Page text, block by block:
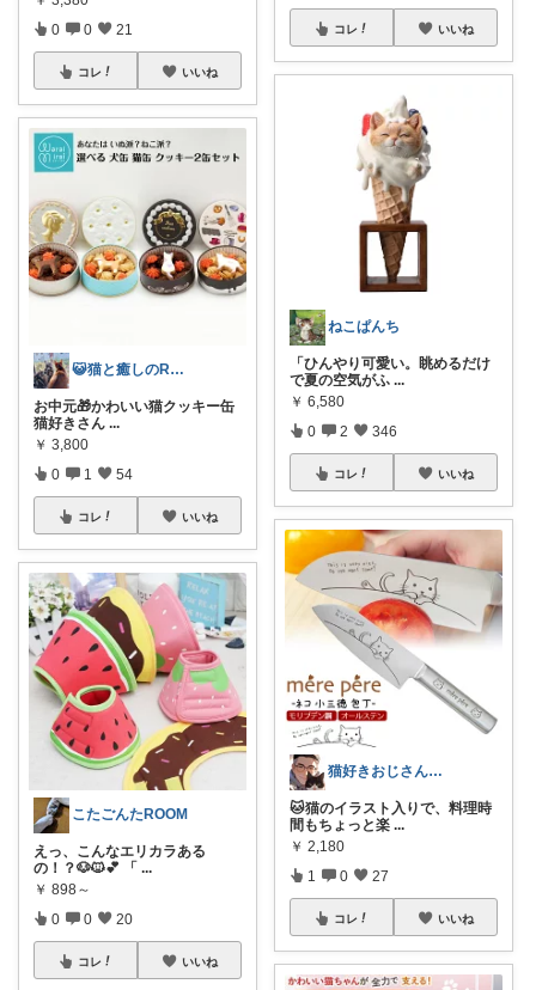
0 0 21
コレ いいね
😺猫と癒しのRoom😺
お中元🎁かわいい猫クッキー缶
猫好きさん ...
￥ 3,800
0 1 54
コレ いいね
こたごんたROOM
えっ、こんなエリカラある
の！？🐶🐱💕 「 ...
￥ 898～
0 0 20
コレ いいね
コレ いいね
ねこぱんち
「ひんやり可愛い。眺めるだけ
で夏の空気がふ ...
￥ 6,580
0 2 346
コレ いいね
猫好きおじさんのインテリア雑貨
🐱猫のイラスト入りで、料理時
間もちょっと楽 ...
￥ 2,180
1 0 27
コレ いいね